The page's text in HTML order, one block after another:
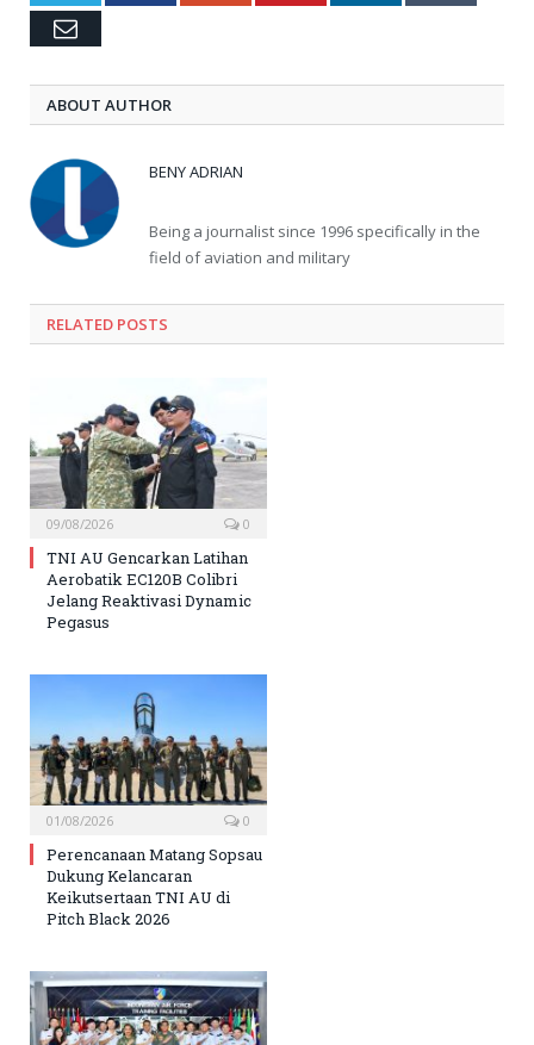
Email
ABOUT AUTHOR
BENY ADRIAN
Being a journalist since 1996 specifically in the
field of aviation and military
RELATED POSTS
09/08/2026 0
TNI AU Gencarkan Latihan
Aerobatik EC120B Colibri
Jelang Reaktivasi Dynamic
Pegasus
01/08/2026 0
Perencanaan Matang Sopsau
Dukung Kelancaran
Keikutsertaan TNI AU di
Pitch Black 2026